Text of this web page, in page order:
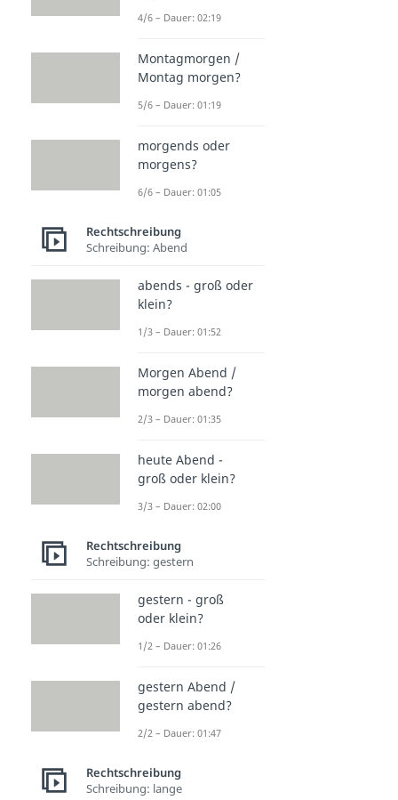
4/6 – Dauer: 02:19
Montagmorgen /
Montag morgen?
5/6 – Dauer: 01:19
morgends oder
morgens?
6/6 – Dauer: 01:05
Rechtschreibung
Schreibung: Abend
abends - groß oder
klein?
1/3 – Dauer: 01:52
Morgen Abend /
morgen abend?
2/3 – Dauer: 01:35
heute Abend -
groß oder klein?
3/3 – Dauer: 02:00
Rechtschreibung
Schreibung: gestern
gestern - groß
oder klein?
1/2 – Dauer: 01:26
gestern Abend /
gestern abend?
2/2 – Dauer: 01:47
Rechtschreibung
Schreibung: lange